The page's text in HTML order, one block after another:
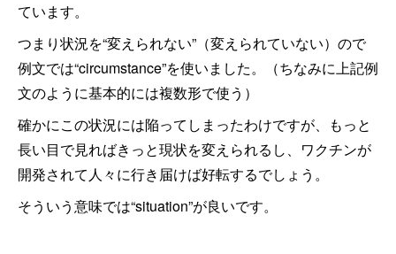
ています。
つまり状況を“変えられない”（変えられていない）ので
例文では“circumstance”を使いました。（ちなみに上記例
文のように基本的には複数形で使う）
確かにこの状況には陥ってしまったわけですが、もっと
長い目で見ればきっと現状を変えられるし、ワクチンが
開発されて人々に行き届けば好転するでしょう。
そういう意味では“situation”が良いです。